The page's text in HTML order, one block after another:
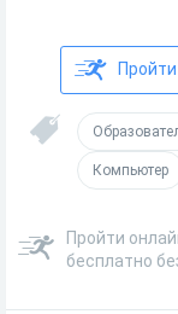
Компьютер
Пройти
бесплатно